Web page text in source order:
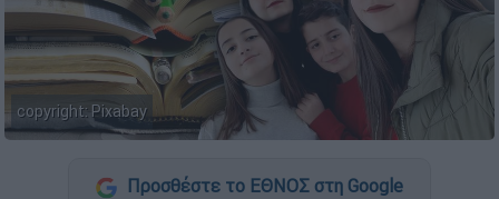
copyright: Pixabay
Προσθέστε το ΕΘΝΟΣ στη Google